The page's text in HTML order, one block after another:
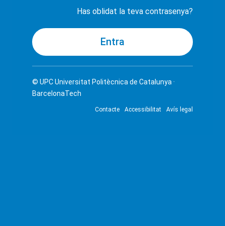
Has oblidat la teva contrasenya?
© UPCUniversitat Politècnica de Catalunya ·
BarcelonaTech
Contacte Accessibilitat Avís legal